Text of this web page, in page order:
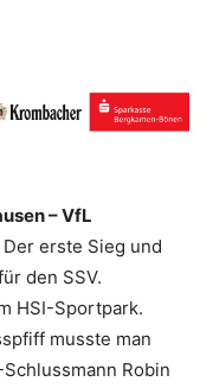
– VfL
Der erste Sieg und
den SSV.
HSI-Sportpark.
musste man
Robin